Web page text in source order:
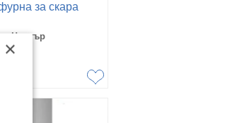
за скара
Център
×